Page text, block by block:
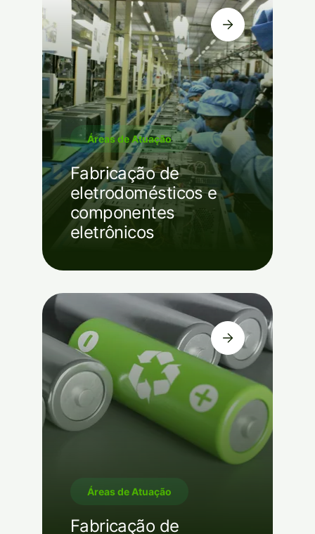
Áreas de Atuação
Fabricação de
eletrodomésticos e
componentes
eletrônicos
Áreas de Atuação
Fabricação de